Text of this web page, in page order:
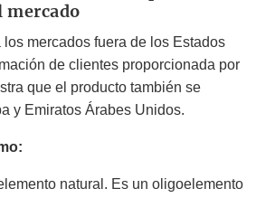
mercado
los mercados fuera de los Estados
de clientes proporcionada por
que el producto también se
y Emiratos Árabes Unidos.
natural. Es un oligoelemento